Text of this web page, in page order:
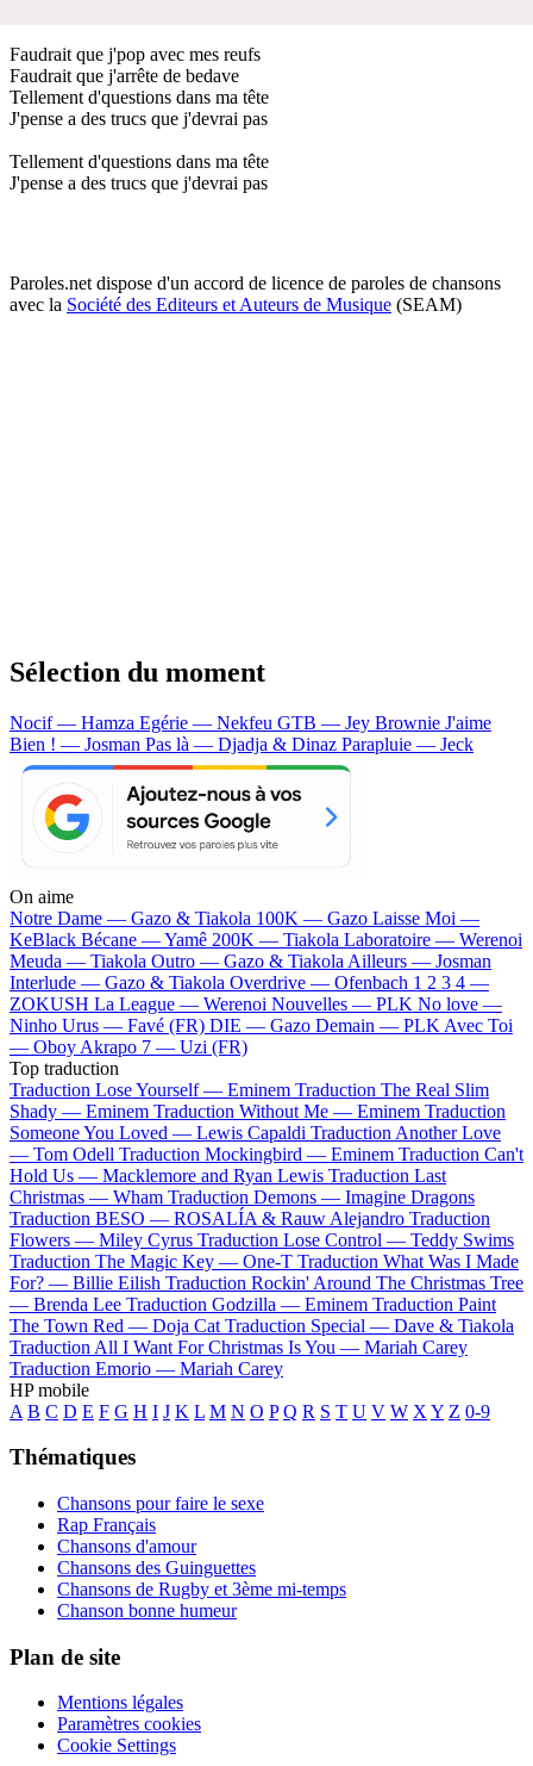
Faudrait que j'pop avec mes reufs
Faudrait que j'arrête de bedave
Tellement d'questions dans ma tête
J'pense a des trucs que j'devrai pas
Tellement d'questions dans ma tête
J'pense a des trucs que j'devrai pas
Paroles.net dispose d'un accord de licence de paroles de chansons
avec la Société des Editeurs et Auteurs de Musique (SEAM)
Sélection du moment
Nocif — Hamza Egérie — Nekfeu GTB — Jey Brownie J'aime
Bien ! — Josman Pas là — Djadja & Dinaz Parapluie — Jeck
On aime
Notre Dame — Gazo & Tiakola 100K — Gazo Laisse Moi —
KeBlack Bécane —Yamê 200K — Tiakola Laboratoire — Werenoi
Meuda — Tiakola Outro — Gazo & Tiakola Ailleurs — Josman
Interlude — Gazo & Tiakola Overdrive — Ofenbach 1 2 3 4 —
ZOKUSH La League — Werenoi Nouvelles — PLK No love —
Ninho Urus — Favé (FR) DIE — Gazo Demain — PLK Avec Toi
— Oboy Akrapo 7 — Uzi (FR)
Top traduction
Traduction Lose Yourself — Eminem Traduction The Real Slim
Shady — Eminem Traduction Without Me — Eminem Traduction
Someone You Loved — Lewis Capaldi Traduction Another Love
— Tom Odell Traduction Mockingbird — Eminem Traduction Can't
Hold Us — Macklemore and Ryan Lewis Traduction Last
Christmas — Wham Traduction Demons — Imagine Dragons
Traduction BESO — ROSALÍA & Rauw Alejandro Traduction
Flowers — Miley Cyrus Traduction Lose Control — Teddy Swims
Traduction The Magic Key — One-T Traduction What Was I Made
For? — Billie Eilish Traduction Rockin' Around The Christmas Tree
— Brenda Lee Traduction Godzilla — Eminem Traduction Paint
The Town Red — Doja Cat Traduction Special — Dave & Tiakola
Traduction All I Want For Christmas Is You — Mariah Carey
Traduction Emorio — Mariah Carey
HP mobile
A B C D E F G H I J K L M N O P Q R S T U V W X Y Z 0-9
Thématiques
Chansons pour faire le sexe
Rap Français
Chansons d'amour
Chansons des Guinguettes
Chansons de Rugby et 3ème mi-temps
Chanson bonne humeur
Plan de site
Mentions légales
Paramètres cookies
Cookie Settings